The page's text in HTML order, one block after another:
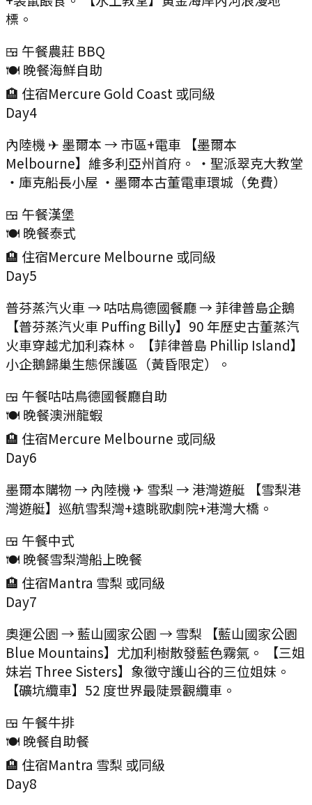
標。
🍱 午餐農莊 BBQ
🍽️ 晚餐海鮮自助
🏨 住宿Mercure Gold Coast 或同級
Day4
內陸機 ✈ 墨爾本 → 市區+電車 【墨爾本
Melbourne】維多利亞州首府。 ・聖派翠克大教堂
・庫克船長小屋 ・墨爾本古董電車環城（免費）
🍱 午餐漢堡
🍽️ 晚餐泰式
🏨 住宿Mercure Melbourne 或同級
Day5
普芬蒸汽火車 → 咕咕鳥德國餐廳 → 菲律普島企鵝
【普芬蒸汽火車 Puffing Billy】90 年歷史古董蒸汽
火車穿越尤加利森林。 【菲律普島 Phillip Island】
小企鵝歸巢生態保護區（黃昏限定）。
🍱 午餐咕咕鳥德國餐廳自助
🍽️ 晚餐澳洲龍蝦
🏨 住宿Mercure Melbourne 或同級
Day6
墨爾本購物 → 內陸機 ✈ 雪梨 → 港灣遊艇 【雪梨港
灣遊艇】巡航雪梨灣+遠眺歌劇院+港灣大橋。
🍱 午餐中式
🍽️ 晚餐雪梨灣船上晚餐
🏨 住宿Mantra 雪梨 或同級
Day7
奧運公園 → 藍山國家公園 → 雪梨 【藍山國家公園
Blue Mountains】尤加利樹散發藍色霧氣。 【三姐
妹岩 Three Sisters】象徵守護山谷的三位姐妹。
【礦坑纜車】52 度世界最陡景觀纜車。
🍱 午餐牛排
🍽️ 晚餐自助餐
🏨 住宿Mantra 雪梨 或同級
Day8